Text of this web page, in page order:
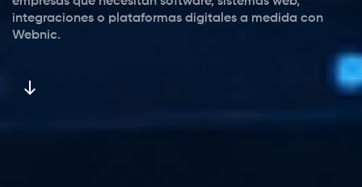
integraciones o plataformas digitales a medida con
Webnic.